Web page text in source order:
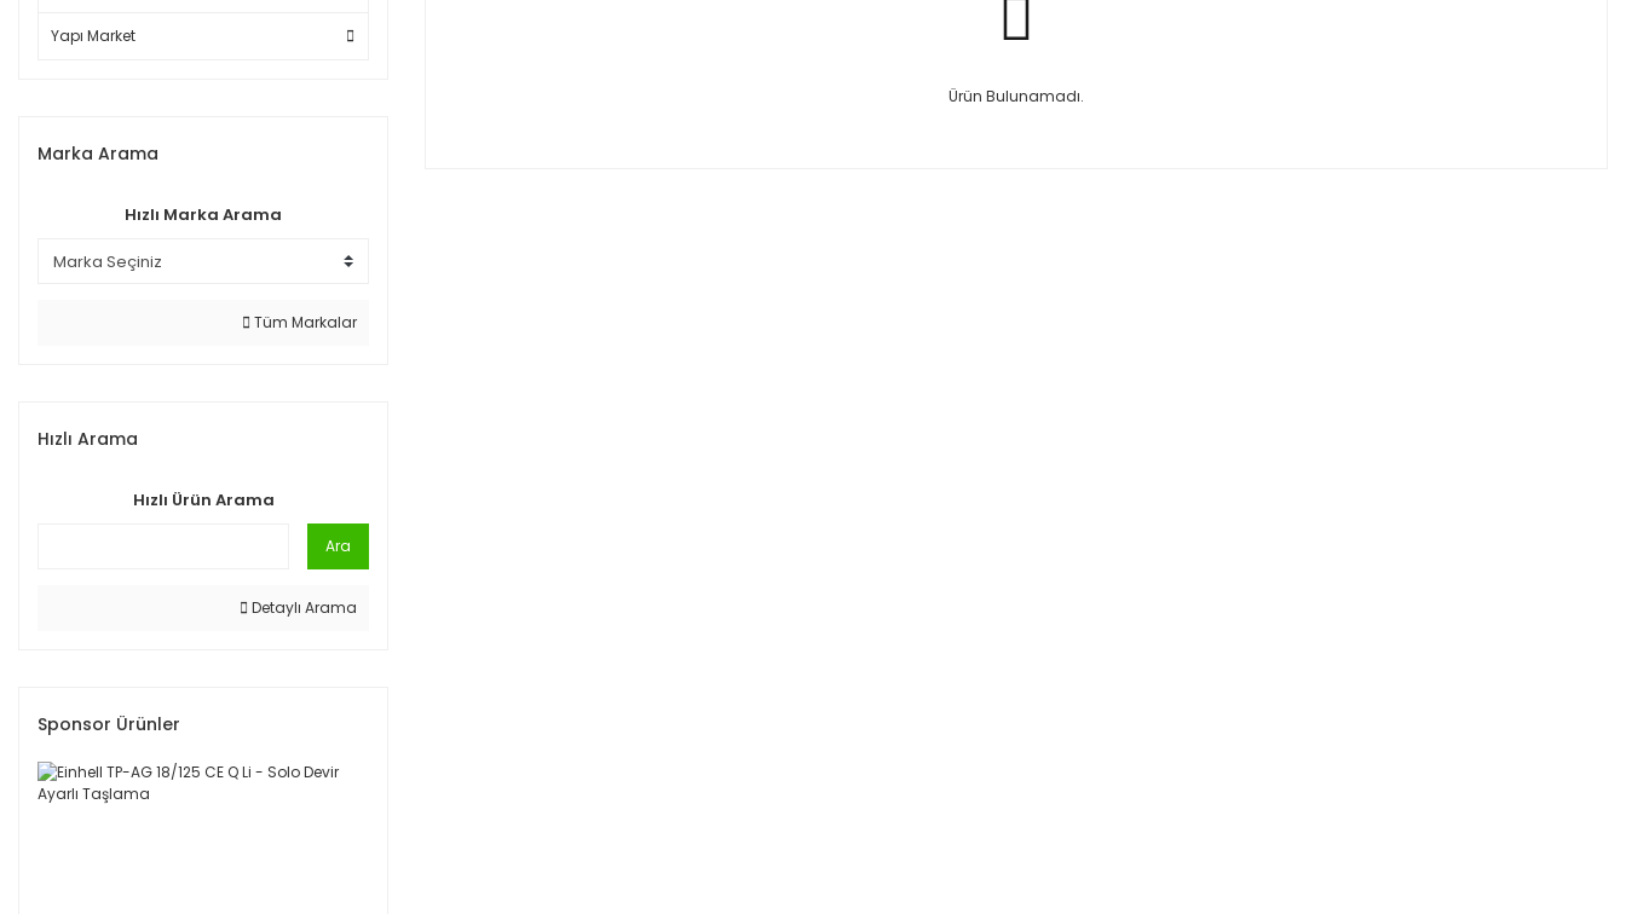
Yapı Market
Marka Arama
Hızlı Marka Arama
Tüm Markalar
Hızlı Arama
Hızlı Ürün Arama
Ara
Detaylı Arama
Sponsor Ürünler
Ürün Bulunamadı.